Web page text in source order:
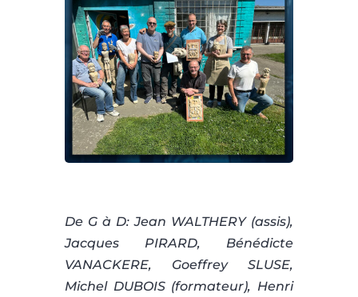
De G à D: Jean WALTHERY (assis),
Jacques PIRARD, Bénédicte
VANACKERE, Goeffrey SLUSE,
Michel DUBOIS (formateur), Henri